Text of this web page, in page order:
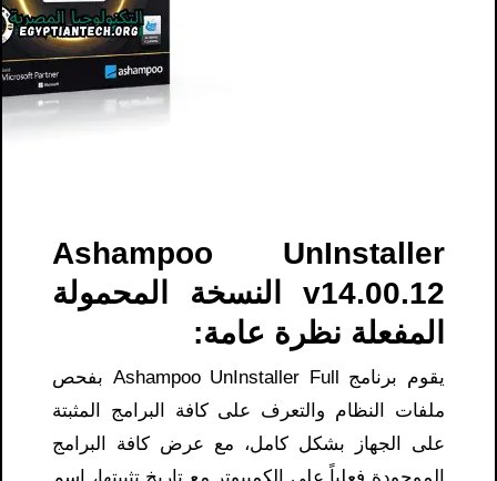
Ashampoo UnInstaller
v14.00.12 النسخة المحمولة
المفعلة نظرة عامة:
يقوم برنامج Ashampoo UnInstaller Full بفحص
ملفات النظام والتعرف على كافة البرامج المثبتة
على الجهاز بشكل كامل، مع عرض كافة البرامج
الموجودة فعلياً على الكمبيوتر مع تاريخ تثبيتها، اسم